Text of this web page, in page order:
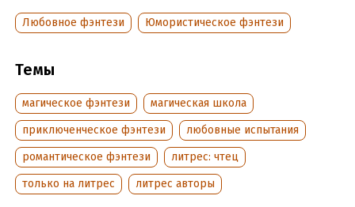
Любовное фэнтези Юмористическое фэнтези
Темы
магическое фэнтези
магическая школа
приключенческое фэнтези
любовные испытания
романтическое фэнтези
литрес: чтец
только на литрес
литрес авторы